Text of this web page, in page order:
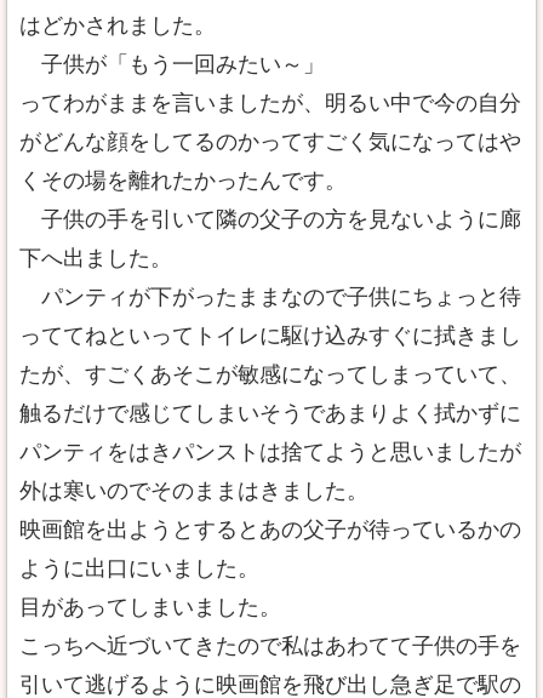
はどかされました。
子供が「もう一回みたい～」
ってわがままを言いましたが、明るい中で今の自分
がどんな顔をしてるのかってすごく気になってはや
くその場を離れたかったんです。
子供の手を引いて隣の父子の方を見ないように廊
下へ出ました。
パンティが下がったままなので子供にちょっと待
っててねといってトイレに駆け込みすぐに拭きまし
たが、すごくあそこが敏感になってしまっていて、
触るだけで感じてしまいそうであまりよく拭かずに
パンティをはきパンストは捨てようと思いましたが
外は寒いのでそのままはきました。
映画館を出ようとするとあの父子が待っているかの
ように出口にいました。
目があってしまいました。
こっちへ近づいてきたので私はあわてて子供の手を
引いて逃げるように映画館を飛び出し急ぎ足で駅の